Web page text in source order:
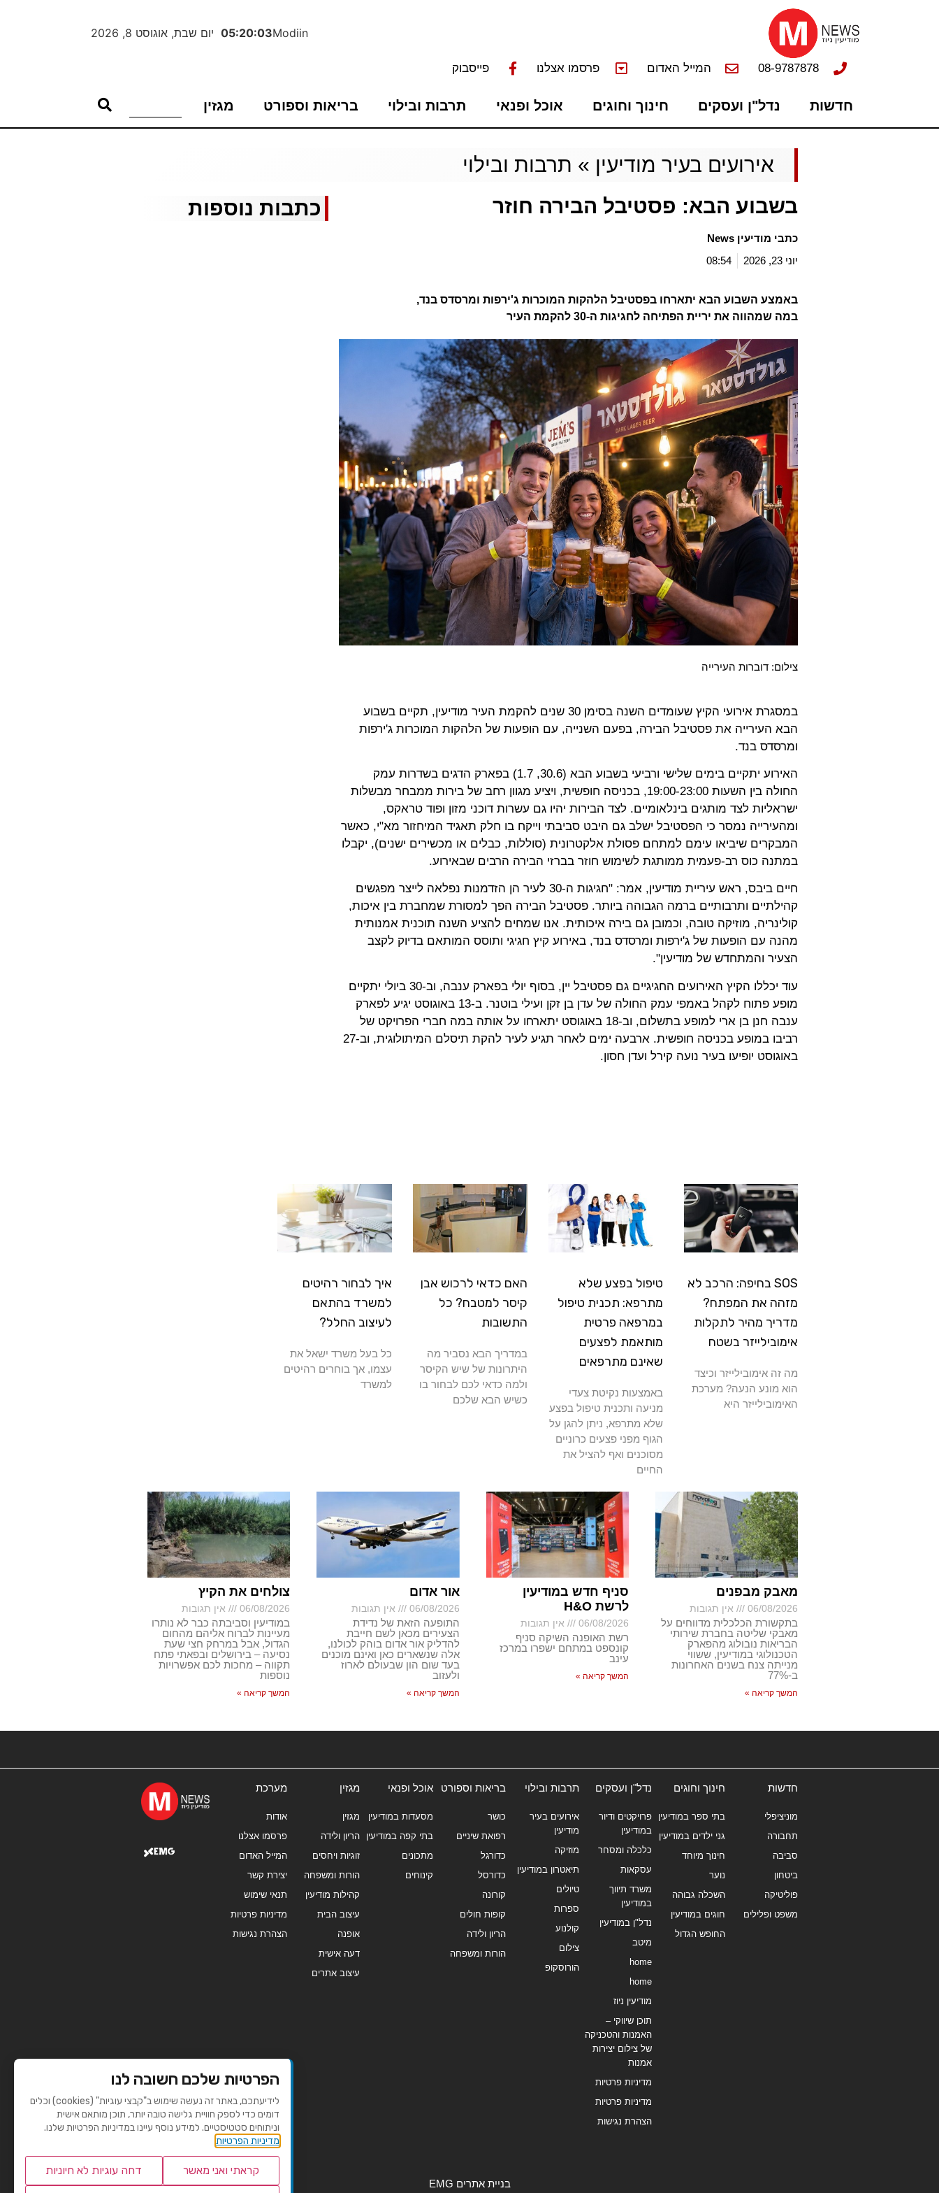
Modiin
05:20:04 יום שבת, אוגוסט 8, 2026
08-9787878 המייל האדום פרסמו אצלנו פייסבוק
חדשות נדל"ן ועסקים חינוך וחוגים אוכל ופנאי תרבות ובילוי בריאות וספורט מגזין
אירועים בעיר מודיעין » תרבות ובילוי
בשבוע הבא: פסטיבל הבירה חוזר
כתבי מודיעין News
יוני 23, 2026
08:54
באמצע השבוע הבא יתארחו בפסטיבל הלהקות המוכרות ג'ירפות ומרסדס בנד,
במה שמהווה את יריית הפתיחה לחגיגות ה-30 להקמת העיר
צילום: דוברות העירייה
במסגרת אירועי הקיץ שעומדים השנה בסימן 30 שנים להקמת העיר מודיעין, תקיים בשבוע
הבא העירייה את פסטיבל הבירה, בפעם השנייה, עם הופעות של הלהקות המוכרות ג'ירפות
ומרסדס בנד.
האירוע יתקיים בימים שלישי ורביעי בשבוע הבא (30.6, 1.7) בפארק הדגים בשדרות עמק
החולה בין השעות 19:00-23:00, בכניסה חופשית, ויציע מגוון רחב של בירות ממבחר מבשלות
ישראליות לצד מותגים בינלאומיים. לצד הבירות יהיו גם עשרות דוכני מזון ופוד טראקס,
ומהעירייה נמסר כי הפסטיבל ישלב גם היבט סביבתי וייקח בו חלק תאגיד המיחזור מא"י, כאשר
המבקרים שיביאו עימם למתחם פסולת אלקטרונית (סוללות, כבלים או מכשירים ישנים), יקבלו
במתנה כוס רב-פעמית ממותגת לשימוש חוזר בברזי הבירה הרבים שבאירוע.
חיים ביבס, ראש עיריית מודיעין, אמר: "חגיגות ה-30 לעיר הן הזדמנות נפלאה לייצר מפגשים
קהילתיים ותרבותיים ברמה הגבוהה ביותר. פסטיבל הבירה הפך למסורת שמחברת בין איכות,
קולינריה, מוזיקה טובה, וכמובן גם בירה איכותית. אנו שמחים להציע השנה תוכנית אמנותית
מהנה עם הופעות של ג'ירפות ומרסדס בנד, באירוע קיץ חגיגי ותוסס המותאם בדיוק לקצב
הצעיר והמתחדש של מודיעין".
עוד יכללו הקיץ האירועים החגיגיים גם פסטיבל יין, בסוף יולי בפארק ענבה, וב-30 ביולי יתקיים
מופע פתוח לקהל באמפי עמק החולה של עדן בן זקן ועילי בוטנר. ב-13 באוגוסט יגיע לפארק
ענבה חנן בן ארי למופע בתשלום, וב-18 באוגוסט יתארחו על אותה במה חברי הפרויקט של
רביבו במופע בכניסה חופשית. ארבעה ימים לאחר תגיע לעיר להקת תיסלם המיתולוגית, וב-27
באוגוסט יופיעו בעיר נועה קירל ועדן חסון.
כתבות נוספות
SOS בחיפה: הרכב לא
מזהה את המפתח?
מדריך מהיר לתקלות
אימובילייזר בשטח
מה זה אימובילייזר וכיצד
הוא מונע הנעה? מערכת
האימובילייזר היא
טיפול בפצע שלא
מתרפא: תכנית טיפול
במרפאה פרטית
מותאמת לפצעים
שאינם מתרפאים
באמצעות נקיטת צעדי
מניעה ותכנית טיפול בפצע
שלא מתרפא, ניתן להגן על
הגוף מפני פצעים כרוניים
מסוכנים ואף להציל את
החיים
האם כדאי לרכוש אבן
קיסר למטבח? כל
התשובות
במדריך הבא נסביר מה
היתרונות של שיש הקיסר
ולמה כדאי לכם לבחור בו
כשיש הבא שלכם
איך לבחור רהיטים
למשרד בהתאם
לעיצוב החלל?
כל בעל משרד ישאל את
עצמו, אך בוחרים רהיטים
למשרד
מאבק מבפנים
06/08/2026 אין תגובות
בתקשורת הכלכלית מדווחים על
מאבקי שליטה בחברת שירותי
הבריאות נובולוג מהפארק
הטכנולוגי במודיעין, ששווי
מנייתה צנח בשנים האחרונות
ב-77%
המשך קריאה »
סניף חדש במודיעין
לרשת H&O
06/08/2026 אין תגובות
רשת האופנה השיקה סניף
קונספט במתחם ישפרו במרכז
עינב
המשך קריאה »
אור אדום
06/08/2026 אין תגובות
התופעה הזאת של נדידת
הצעירים מכאן לשם חייבת
להדליק אור אדום בוהק לכולנו,
אלה שנשארים כאן ואינם מוכנים
בעד שום הון שבעולם לארוז
ולעזוב
המשך קריאה »
צולחים את הקיץ
06/08/2026 אין תגובות
במודיעין וסביבתה כבר לא נותרו
מעיינות לברוח אליהם מהחום
הגדול, אבל במרחק חצי שעת
נסיעה – בירושלים ובפאתי פתח
תקווה – מחכות לכם אפשרויות
נוספות
המשך קריאה »
חדשות
מוניציפלי
תחבורה
סביבה
ביטחון
פוליטיקה
משפט ופלילים
חינוך וחוגים
בתי ספר במודיעין
גני ילדים במודיעין
חינוך מיוחד
נוער
השכלה גבוהה
חוגים במודיעין
החופש הגדול
נדל"ן ועסקים
פרויקטים ודיור
במודיעין
כלכלה ומסחר
עסקאות
משרד תיווך
במודיעין
נדל"ן במודיעין
מיטב
home
home
מודיעין ניוז
תוכן שיווקי –
האמנות והטכניקה
של צילום יצירות
אמנות
מדיניות פרטיות
מדיניות פרטיות
הצהרת נגישות
תרבות ובילוי
אירועים בעיר
מודיעין
מוזיקה
תיאטרון במודיעין
טיולים
ספרות
קולנוע
צילום
הורוסקופ
בריאות וספורט
כושר
רפואת שיניים
כדורגל
כדורסל
קורונה
קופות חולים
הריון ולידה
הורות ומשפחה
אוכל ופנאי
מסעדות במודיעין
בתי קפה במודיעין
מתכונים
קינוחים
מגזין
מגזין
הריון ולידה
זוגיות ויחסים
הורות ומשפחה
קהילות מודיעין
עיצוב הבית
אופנה
דעה אישית
עיצוב אתרים
מערכת
אודות
פרסמו אצלנו
המייל האדום
יצירת קשר
תנאי שימוש
מדיניות פרטיות
הצהרת נגישות
בניית אתרים EMG
הפרטיות שלכם חשובה לנו
לידיעתכם, באתר זה נעשה שימוש ב"קבצי עוגיות" (cookies) וכלים
דומים כדי לספק חוויית גלישה טובה יותר, תוכן מותאם אישית
וניתוחים סטטיסטיים. למידע נוסף עיינו במדיניות הפרטיות שלנו.
מדיניות הפרטיות
קראתי ואני מאשר דחה עוגיות לא חיוניות